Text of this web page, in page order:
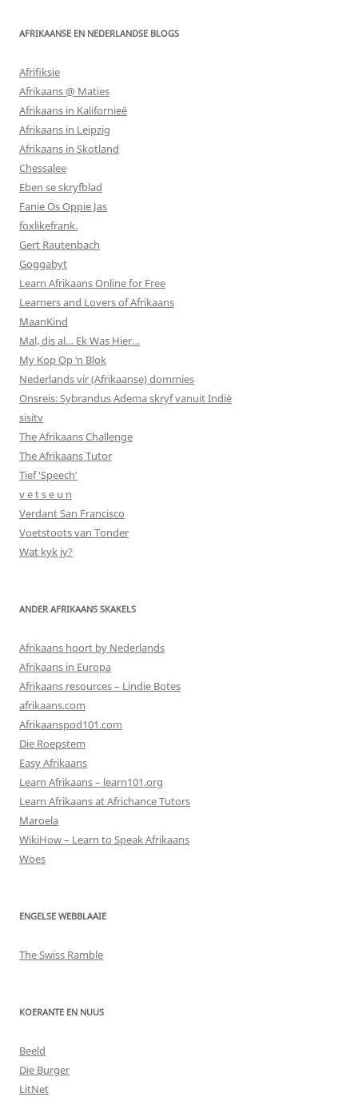
AFRIKAANSE EN NEDERLANDSE BLOGS
Afrifiksie
Afrikaans @ Maties
Afrikaans in Kalifornieë
Afrikaans in Leipzig
Afrikaans in Skotland
Chessalee
Eben se skryfblad
Fanie Os Oppie Jas
foxlikefrank.
Gert Rautenbach
Goggabyt
Learn Afrikaans Online for Free
Learners and Lovers of Afrikaans
MaanKind
Mal, dis al… Ek Was Hier…
My Kop Op ‘n Blok
Nederlands vir (Afrikaanse) dommies
Onsreis: Sybrandus Adema skryf vanuit Indië
sisitv
The Afrikaans Challenge
The Afrikaans Tutor
Tief 'Speech'
v e t s e u n
Verdant San Francisco
Voetstoots van Tonder
Wat kyk jy?
ANDER AFRIKAANS SKAKELS
Afrikaans hoort by Nederlands
Afrikaans in Europa
Afrikaans resources – Lindie Botes
afrikaans.com
Afrikaanspod101.com
Die Roepstem
Easy Afrikaans
Learn Afrikaans – learn101.org
Learn Afrikaans at Africhance Tutors
Maroela
WikiHow – Learn to Speak Afrikaans
Woes
ENGELSE WEBBLAAIE
The Swiss Ramble
KOERANTE EN NUUS
Beeld
Die Burger
LitNet